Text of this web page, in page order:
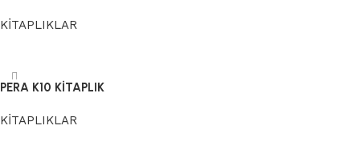
KİTAPLIKLAR
PERA K10 KİTAPLIK
KİTAPLIKLAR